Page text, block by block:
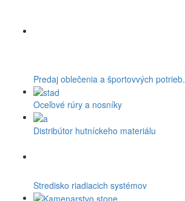
Predaj oblečenia a športovvých potrieb.
Oceľové rúry a nosníky
Distribútor hutníckeho materiálu
Stredisko riadiacich systémov